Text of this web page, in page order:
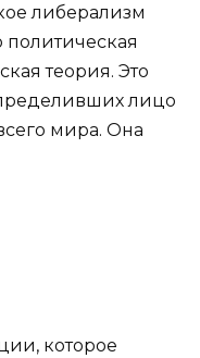
либерализм
теория. Это
лицо
мира. Она
которое